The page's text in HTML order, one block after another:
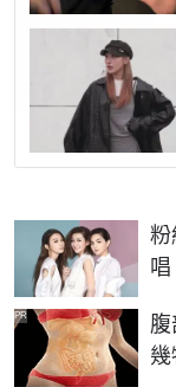
粉
PR